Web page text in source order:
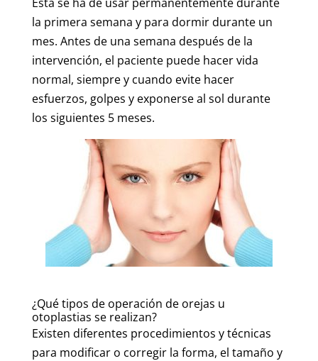
la primera semana y para dormir durante un
mes. Antes de una semana después de la
intervención, el paciente puede hacer vida
normal, siempre y cuando evite hacer
esfuerzos, golpes y exponerse al sol durante
los siguientes 5 meses.
¿Qué tipos de operación de orejas u
otoplastias se realizan?
Existen diferentes procedimientos y técnicas
para modificar o corregir la forma, el tamaño y